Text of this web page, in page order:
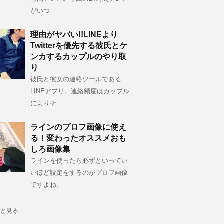
がいつ
理由がヤバい!!LINEより
Twitterを優先する彼氏とケ
ンカするカップルのやり取
り
彼氏と彼女の連絡ツールである
LINEアプリ。連絡頻度はカップル
によりそ
ラインのプロフ画像に使え
る！変わったオススメおも
しろ画像集
ラインを使ったら必ずといってい
いほど設定をするのがプロフ画像
ですよね。
見る